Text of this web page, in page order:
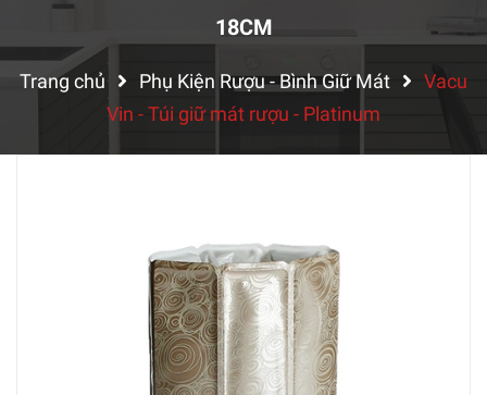
18CM
Trang chủ Phụ Kiện Rượu - Bình Giữ Mát
Vacu
Vin - Túi giữ mát rượu - Platinum